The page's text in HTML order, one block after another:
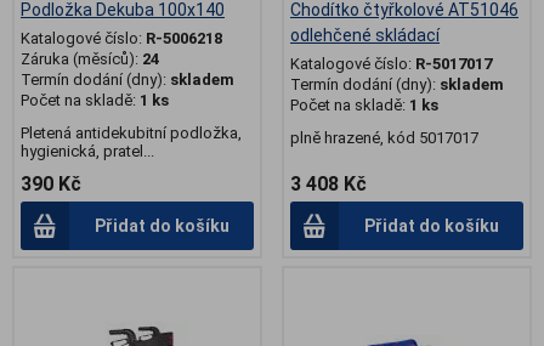
Podložka Dekuba 100x140
Katalogové číslo: R-5006218
Záruka (měsíců): 24
Termín dodání (dny): skladem
Počet na skladě: 1 ks
Pletená antidekubitní podložka,
hygienická, pratel...
390 Kč
Přidat do košíku
Chodítko čtyřkolové AT51046
odlehčené skládací
Katalogové číslo: R-5017017
Termín dodání (dny): skladem
Počet na skladě: 1 ks
plně hrazené, kód 5017017
3 408 Kč
Přidat do košíku